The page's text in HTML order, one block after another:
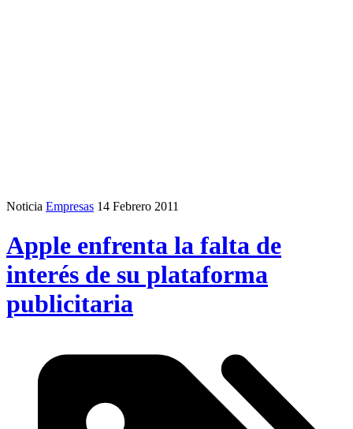
Noticia Empresas 14 Febrero 2011
Apple enfrenta la falta de
interés de su plataforma
publicitaria